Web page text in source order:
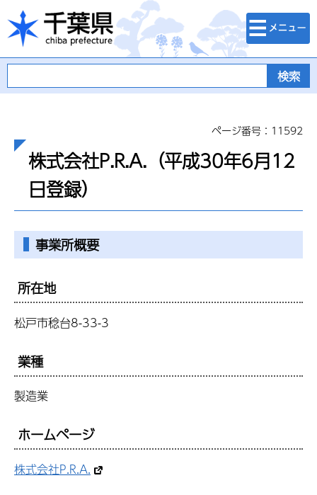
千葉県
検索・メニュ
ー
ページ番号：11592
株式会社P.R.A.（平成30年6月12
日登録）
事業所概要
所在地
松戸市稔台8-33-3
業種
製造業
ホームページ
株式会社P.R.A.